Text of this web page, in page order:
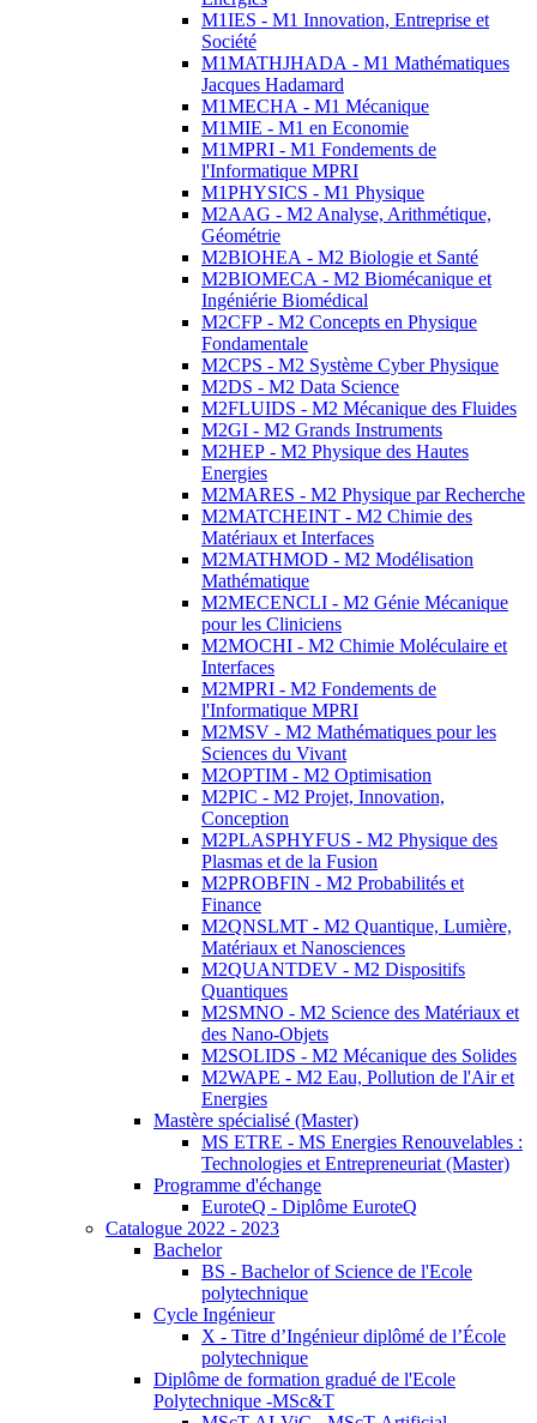
M1IES - M1 Innovation, Entreprise et
Société
M1MATHJHADA - M1 Mathématiques
Jacques Hadamard
M1MECHA - M1 Mécanique
M1MIE - M1 en Economie
M1MPRI - M1 Fondements de
l'Informatique MPRI
M1PHYSICS - M1 Physique
M2AAG - M2 Analyse, Arithmétique,
Géométrie
M2BIOHEA - M2 Biologie et Santé
M2BIOMECA - M2 Biomécanique et
Ingéniérie Biomédical
M2CFP - M2 Concepts en Physique
Fondamentale
M2CPS - M2 Système Cyber Physique
M2DS - M2 Data Science
M2FLUIDS - M2 Mécanique des Fluides
M2GI - M2 Grands Instruments
M2HEP - M2 Physique des Hautes
Energies
M2MARES - M2 Physique par Recherche
M2MATCHEINT - M2 Chimie des
Matériaux et Interfaces
M2MATHMOD - M2 Modélisation
Mathématique
M2MECENCLI - M2 Génie Mécanique
pour les Cliniciens
M2MOCHI - M2 Chimie Moléculaire et
Interfaces
M2MPRI - M2 Fondements de
l'Informatique MPRI
M2MSV - M2 Mathématiques pour les
Sciences du Vivant
M2OPTIM - M2 Optimisation
M2PIC - M2 Projet, Innovation,
Conception
M2PLASPHYFUS - M2 Physique des
Plasmas et de la Fusion
M2PROBFIN - M2 Probabilités et
Finance
M2QNSLMT - M2 Quantique, Lumière,
Matériaux et Nanosciences
M2QUANTDEV - M2 Dispositifs
Quantiques
M2SMNO - M2 Science des Matériaux et
des Nano-Objets
M2SOLIDS - M2 Mécanique des Solides
M2WAPE - M2 Eau, Pollution de l'Air et
Energies
Mastère spécialisé (Master)
MS ETRE - MS Energies Renouvelables :
Technologies et Entrepreneuriat (Master)
Programme d'échange
EuroteQ - Diplôme EuroteQ
Catalogue 2022 - 2023
Bachelor
BS - Bachelor of Science de l'Ecole
polytechnique
Cycle Ingénieur
X - Titre d’Ingénieur diplômé de l’École
polytechnique
Diplôme de formation gradué de l'Ecole
Polytechnique -MSc&T